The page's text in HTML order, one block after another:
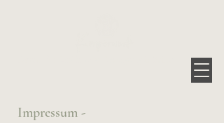
Impressum -